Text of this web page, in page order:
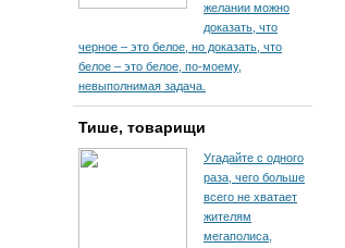
желании можно
доказать, что
черное – это белое, но доказать, что
белое – это белое, по-моему,
невыполнимая задача.
Тише, товарищи
Угадайте с одного
раза, чего больше
всего не хватает
жителям
мегаполиса,